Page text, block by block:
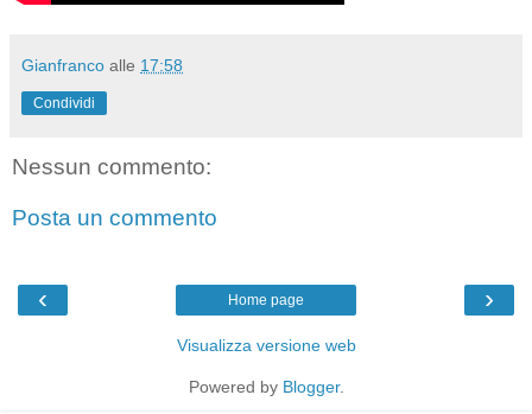
Gianfranco alle 17:58
Condividi
Nessun commento:
Posta un commento
‹ ›
Home page
Visualizza versione web
Powered by Blogger.